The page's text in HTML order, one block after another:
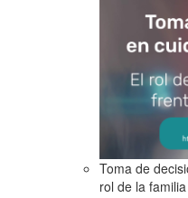
Toma de
rol de la